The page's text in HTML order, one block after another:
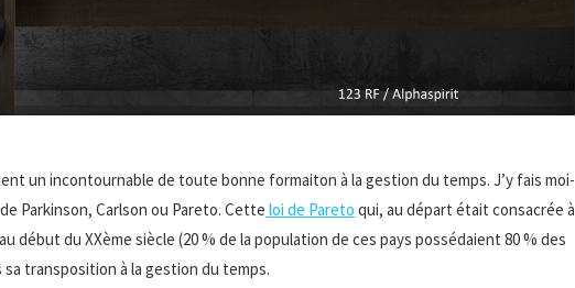
un incontournable de toute bonne formaiton à la gestion du temps. J’y fais moi-
Parkinson, Carlson ou Pareto. Cette loi de Pareto qui, au départ était consacrée à
début du XXème siècle (20 % de la population de ces pays possédaient 80 % des
transposition à la gestion du temps.